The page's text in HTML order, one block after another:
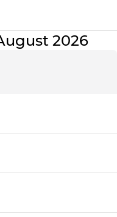
2026